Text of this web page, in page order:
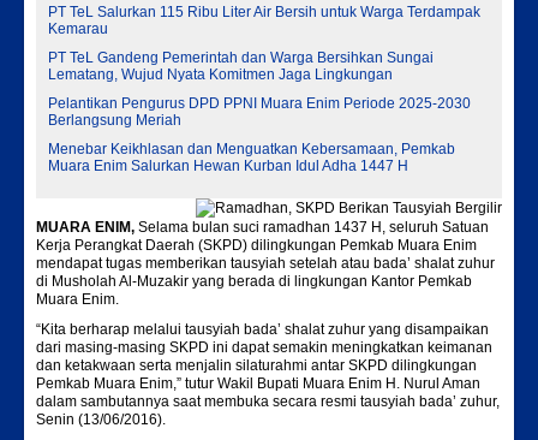
PT TeL Salurkan 115 Ribu Liter Air Bersih untuk Warga Terdampak
Kemarau
PT TeL Gandeng Pemerintah dan Warga Bersihkan Sungai
Lematang, Wujud Nyata Komitmen Jaga Lingkungan
Pelantikan Pengurus DPD PPNI Muara Enim Periode 2025-2030
Berlangsung Meriah
Menebar Keikhlasan dan Menguatkan Kebersamaan, Pemkab
Muara Enim Salurkan Hewan Kurban Idul Adha 1447 H
MUARA ENIM, Selama bulan suci ramadhan 1437 H, seluruh Satuan
Kerja Perangkat Daerah (SKPD) dilingkungan Pemkab Muara Enim
mendapat tugas memberikan tausyiah setelah atau bada’ shalat zuhur
di Musholah Al-Muzakir yang berada di lingkungan Kantor Pemkab
Muara Enim.
“Kita berharap melalui tausyiah bada’ shalat zuhur yang disampaikan
dari masing-masing SKPD ini dapat semakin meningkatkan keimanan
dan ketakwaan serta menjalin silaturahmi antar SKPD dilingkungan
Pemkab Muara Enim,” tutur Wakil Bupati Muara Enim H. Nurul Aman
dalam sambutannya saat membuka secara resmi tausyiah bada’ zuhur,
Senin (13/06/2016).